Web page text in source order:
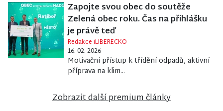
Zapojte svou obec do soutěže
Zelená obec roku. Čas na přihlášku
je právě teď
Redakce iLIBERECKO
16. 02. 2026
Motivační přístup k třídění odpadů, aktivní
příprava na klim...
Zobrazit další premium články